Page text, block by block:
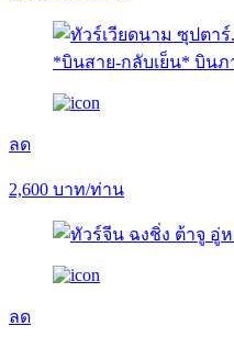
ลด
2,600 บาท/ท่าน
ลด